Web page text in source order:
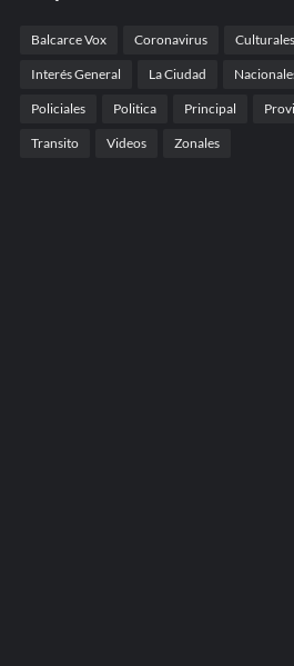
Balcarce Vox Coronavirus Culturales
Interés General La Ciudad
Policiales Politica Principal
Transito Videos Zonales